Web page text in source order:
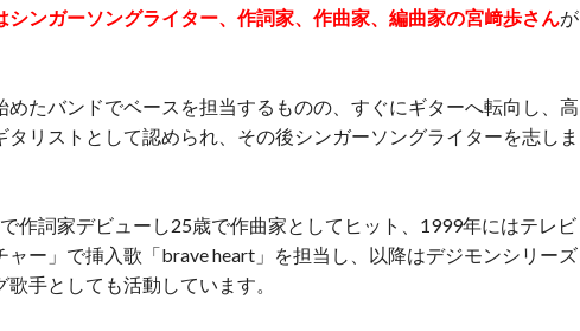
シンガーソングライター、作詞家、作曲家、編曲家の宮﨑歩さんが
たバンドでベースを担当するものの、すぐにギターへ転向し、高
リストとして認められ、その後シンガーソングライターを志しま
作詞家デビューし25歳で作曲家としてヒット、1999年にはテレビ
ャー」で挿入歌「brave heart」を担当し、以降はデジモンシリーズ
手としても活動しています。